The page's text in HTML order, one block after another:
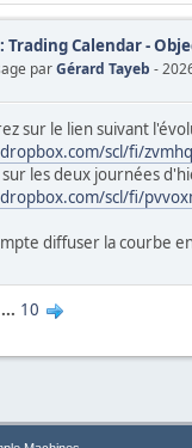
Trading Calendar -
parGérard Tayeb -
sur le lien suivant
scl/fi/
les deux journées
scl/fi/
diffuser la courbe
... 10